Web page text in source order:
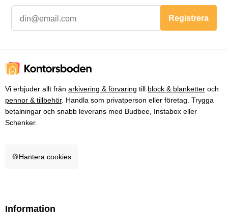
Registrera
Vi erbjuder allt från arkivering & förvaring till block & blanketter och
pennor & tillbehör. Handla som privatperson eller företag. Trygga
betalningar och snabb leverans med Budbee, Instabox eller
Schenker.
🍪Hantera cookies
Information